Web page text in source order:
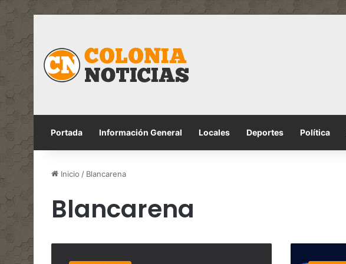
Portada Información General Locales Deportes Política
Inicio / Blancarena
Blancarena
Abreviada
sábado